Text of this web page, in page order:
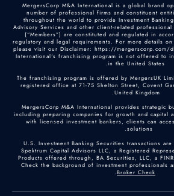
© 2025 MergersCorp M&A International is a global brand
number of professional firms and constituent
throughout the world to provide Investment
Advisory Services and other client-related
(“Members”) are constituted and regulated in
regulatory and legal requirements. For more details
please visit our Disclaimer: https://mergerscorp.com/
International's franchising program is not offered to
in the United States.
The franchising program is offered by MergersUK
registered office at 71-75 Shelton Street, Covent
United Kingdom.
MergersCorp M&A International provides strategic
including preparing companies for growth and capital
with licensed investment bankers, clients can
solutions.
U.S. Investment Banking Securities transactions
Spektrum Capital Advisors LLC, a Registered
Products offered through, BA Securities, LLC, a
Check the background of investment professionals
Broker Check
.